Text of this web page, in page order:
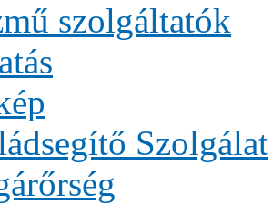
szolgáltatók
Szolgálat